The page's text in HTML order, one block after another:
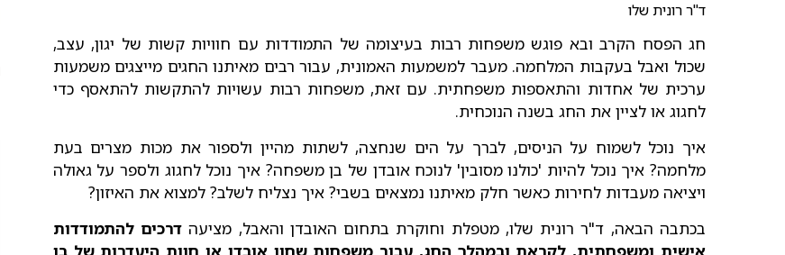
ד"ר רונית שלו
חג הפסח הקרב ובא פוגש משפחות רבות בעיצומה של התמודדות עם חוויות קשות של יגון, עצב,
שכול ואבל בעקבות המלחמה. מעבר למשמעות האמונית, עבור רבים מאיתנו החגים מייצגים משמעות
ערכית של אחדות והתאספות משפחתית. עם זאת, משפחות רבות עשויות להתקשות להתאסף כדי
לחגוג או לציין את החג בשנה הנוכחית.
איך נוכל לשמוח על הניסים, לברך על הים שנחצה, לשתות מהיין ולספור את מכות מצרים בעת
מלחמה? איך נוכל להיות 'כולנו מסובין' לנוכח אובדן של בן משפחה? איך נוכל לחגוג ולספר על גאולה
ויציאה מעבדות לחירות כאשר חלק מאיתנו נמצאים בשבי? איך נצליח לשלב? למצוא את האיזון?
בכתבה הבאה, ד"ר רונית שלו, מטפלת וחוקרת בתחום האובדן והאבל, מציעה דרכים להתמודדות
אישית ומשפחתית, לקראת ובמהלך החג, עבור משפחות שחוו אובדן או חוות היעדרות של בן